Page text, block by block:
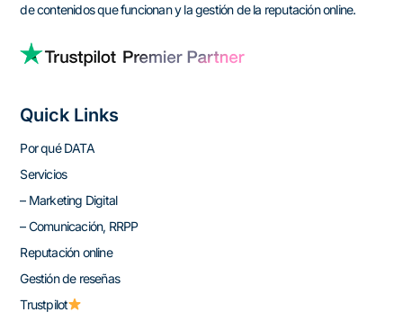
de contenidos que funcionan y la gestión de la reputación online.
Quick Links
Por qué DATA
Servicios
– Marketing Digital
– Comunicación, RRPP
Reputación online
Gestión de reseñas
Trustpilot